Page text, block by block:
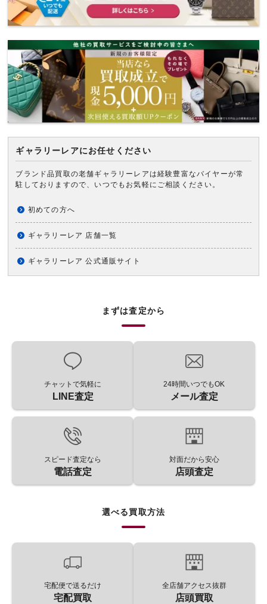
ギャラリーレアにお任せください
ブランド品買取の老舗ギャラリーレアは経験豊富なバイヤーが常
駐しておりますので、いつでもお気軽にご相談ください。
初めての方へ
ギャラリーレア 店舗一覧
ギャラリーレア 公式通販サイト
まずは査定から
チャットで気軽に
LINE査定
24時間いつでもOK
メール査定
スピード査定なら
電話査定
対面だから安心
店頭査定
選べる買取方法
宅配便で送るだけ
宅配買取
全店舗アクセス抜群
店頭買取